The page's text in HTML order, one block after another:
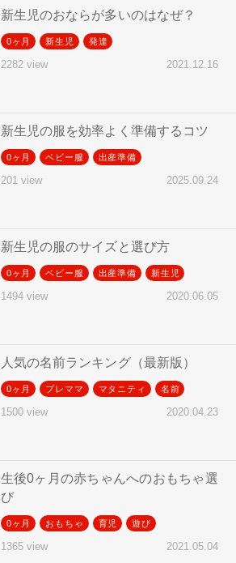
新生児のおならが多いのはなぜ？
0ヶ月 新生児 発達
2282 view 2021.12.16
新生児の服を効率よく準備するコツ
0ヶ月 ベビー服 出産準備
201 view 2025.09.24
新生児の服のサイズと選び方
0ヶ月 ベビー服 出産準備 新生児
1494 view 2020.06.05
人気の名前ランキング（最新版）
0ヶ月 プレママ マタニティ 名前
1500 view 2020.04.23
生後0ヶ月の赤ちゃんへのおもちゃ選
び
0ヶ月 おもちゃ 育児 遊び
1365 view 2021.05.04